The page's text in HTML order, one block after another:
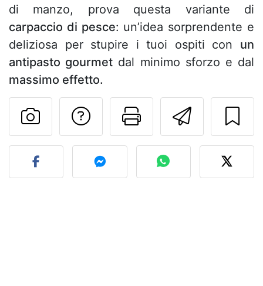
di manzo, prova questa variante di
carpaccio di pesce: un’idea sorprendente e
deliziosa per stupire i tuoi ospiti con un
antipasto gourmet dal minimo sforzo e dal
massimo effetto.
Invia
Stampa la
Contatta l'autore
Pubblica la foto di